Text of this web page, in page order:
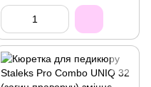
частина лопатки